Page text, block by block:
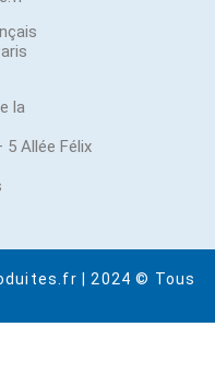
la
5 Allée Félix
| 2024 © Tous